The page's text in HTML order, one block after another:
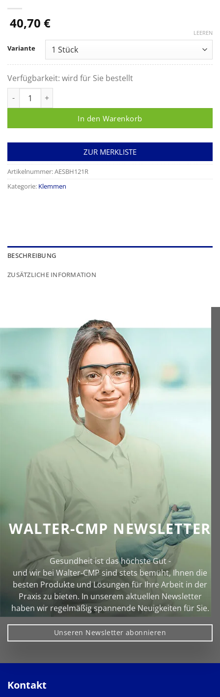
40,70 €
Variante
LEEREN
Verfügbarkeit: wird für Sie bestellt
In den Warenkorb
ZUR MERKLISTE
Artikelnummer:AESBH121R
Kategorie: Klemmen
BESCHREIBUNG
ZUSÄTZLICHE INFORMATION
WALTER-CMP NEWSLETTER
Gesundheit ist das höchste Gut -
und wir bei Walter‑CMP sind stets bemüht, Ihnen die
besten Produkte und Lösungen für Ihre Arbeit in der
Praxis zu bieten. In unserem aktuellen Newsletter
haben wir regelmäßig spannende Neuigkeiten für Sie.
Unseren Newsletter abonnieren
Kontakt